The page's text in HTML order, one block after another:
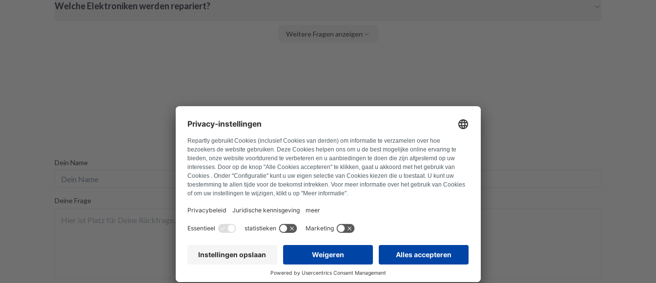
Welche Elektroniken werden repariert?
Weitere Fragen anzeigen
Dein Name Deine E-Mail-Adresse
Deine Frage